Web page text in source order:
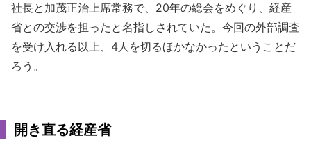
社長と加茂正治上席常務で、20年の総会をめぐり、経産
省との交渉を担ったと名指しされていた。今回の外部調査
を受け入れる以上、4人を切るほかなかったということだ
ろう。
開き直る経産省